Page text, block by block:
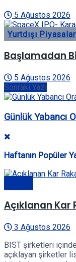
5 Ağustos 2026
Yurtdışı Piyasalar
Başlamadan
5 Ağustos 2026
Sonraki Yazı
Günlük Yabancı
Haftanın Popüler
Açıklanan Kar
3 Ağustos 2026
BIST şirketleri
açıklayan şirketler